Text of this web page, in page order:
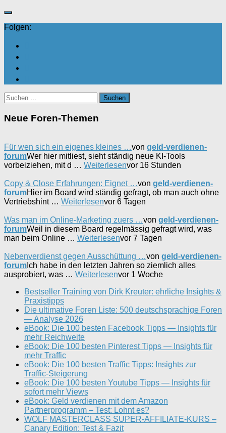
Folgen:
Suchen
nach:
Neue Foren-Themen
Für wen sich ein eigenes kleines …von geld-verdienen-
forumWer hier mitliest, sieht ständig neue KI-Tools
vorbeiziehen, mit d … Weiterlesenvor 16 Stunden
Copy & Close Erfahrungen: Eignet …von geld-verdienen-
forumHier im Board wird ständig gefragt, ob man auch ohne
Vertriebshint … Weiterlesenvor 6 Tagen
Was man im Online-Marketing zuers …von geld-verdienen-
forumWeil in diesem Board regelmässig gefragt wird, was
man beim Online … Weiterlesenvor 7 Tagen
Nebenverdienst gegen Ausschüttung …von geld-verdienen-
forum Ich habe in den letzten Jahren so ziemlich alles
ausprobiert, was … Weiterlesenvor 1 Woche
Bestseller Training von Dirk Kreuter: ehrliche Insights &
Praxistipps
Die ultimative Foren Liste: 500 deutschsprachige Foren
— Analyse 2026
eBook: Die 100 besten Facebook Tipps — Insights für
mehr Reichweite
eBook: Die 100 besten Pinterest Tipps — Insights für
mehr Traffic
eBook: Die 100 besten Traffic Tipps: Insights zur
Traffic-Steigerung
eBook: Die 100 besten Youtube Tipps — Insights für
sofort mehr Views
eBook: Geld verdienen mit dem Amazon
Partnerprogramm – Test: Lohnt es?
WOLF MASTERCLASS SUPER-AFFILIATE-KURS –
Canary Edition: Test & Fazit